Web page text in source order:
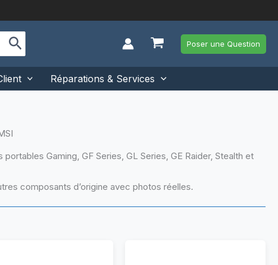
Poser une Question
Réparations & Services
Gaming, GF Series, GL Series, GE Raider, Stealth et
composants d’origine avec photos réelles.